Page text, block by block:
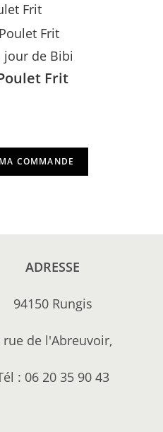
jour de Bibi
Frit
COMMANDE
ADRESSE
94150 Rungis
rue de l'Abreuvoir,
: 06 20 35 90 43